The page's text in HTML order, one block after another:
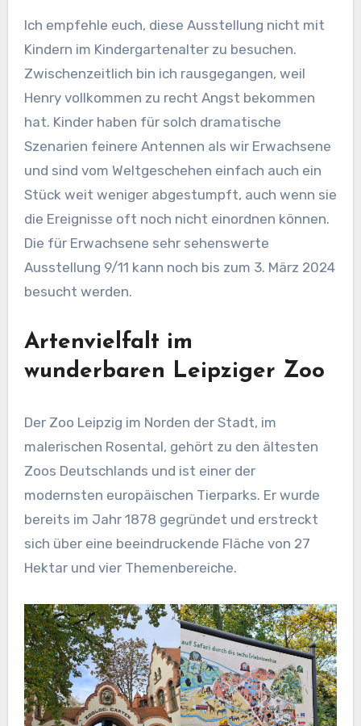
Ich empfehle euch, diese Ausstellung nicht mit
Kindern im Kindergartenalter zu besuchen.
Zwischenzeitlich bin ich rausgegangen, weil
Henry vollkommen zu recht Angst bekommen
hat. Kinder haben für solch dramatische
Szenarien feinere Antennen als wir Erwachsene
und sind vom Weltgeschehen einfach auch ein
Stück weit weniger abgestumpft, auch wenn sie
die Ereignisse oft noch nicht einordnen können.
Die für Erwachsene sehr sehenswerte
Ausstellung 9/11 kann noch bis zum 3. März 2024
besucht werden.
Artenvielfalt im
wunderbaren Leipziger Zoo
Der Zoo Leipzig im Norden der Stadt, im
malerischen Rosental, gehört zu den ältesten
Zoos Deutschlands und ist einer der
modernsten europäischen Tierparks. Er wurde
bereits im Jahr 1878 gegründet und erstreckt
sich über eine beeindruckende Fläche von 27
Hektar und vier Themenbereiche.